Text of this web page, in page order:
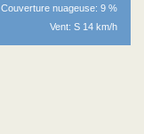
Couverture nuageuse: 9 %
Vent: S 14 km/h